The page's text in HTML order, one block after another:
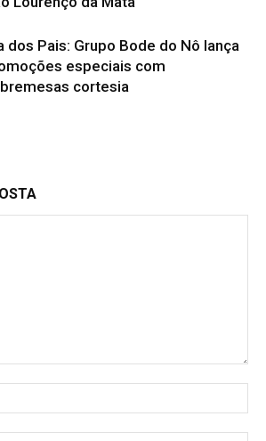
dos Pais: Grupo Bode do Nô lança
especiais com
cortesia